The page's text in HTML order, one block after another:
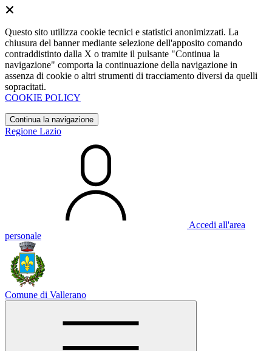
Questo sito utilizza cookie tecnici e statistici anonimizzati. La
chiusura del banner mediante selezione dell'apposito comando
contraddistinto dalla X o tramite il pulsante "Continua la
navigazione" comporta la continuazione della navigazione in
assenza di cookie o altri strumenti di tracciamento diversi da quelli
sopracitati.
COOKIE POLICY
Continua la navigazione
Regione Lazio
Accedi all'area
personale
Comune di Vallerano